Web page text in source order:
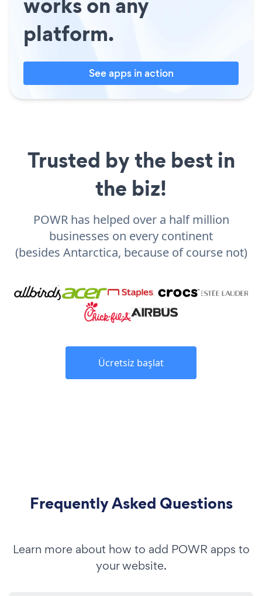
platform.
See apps in action
Trusted by the best in
the biz!
POWR has helped over a half million
businesses on every continent
(besides Antarctica, because of course not)
Ücretsiz başlat
Frequently Asked Questions
Learn more about how to add POWR apps to
your website.